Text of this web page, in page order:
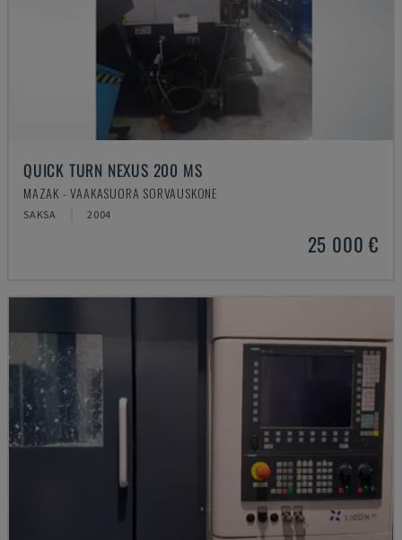
QUICK TURN NEXUS 200 MS
MAZAK - VAAKASUORA SORVAUSKONE
SAKSA 2004
25 000 €